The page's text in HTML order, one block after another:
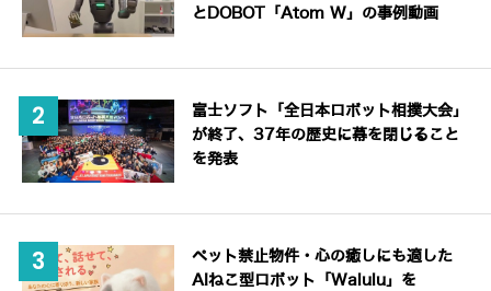
とDOBOT「Atom W」の事例動画
富士ソフト「全日本ロボット相撲大会」
が終了、37年の歴史に幕を閉じること
を発表
ペット禁止物件・心の癒しにも適した
AIねこ型ロボット「Walulu」を